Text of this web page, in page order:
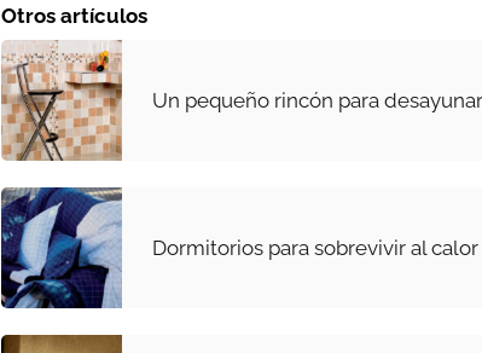
Otros artículos
Un pequeño rincón para desayunar
Dormitorios para sobrevivir al calor